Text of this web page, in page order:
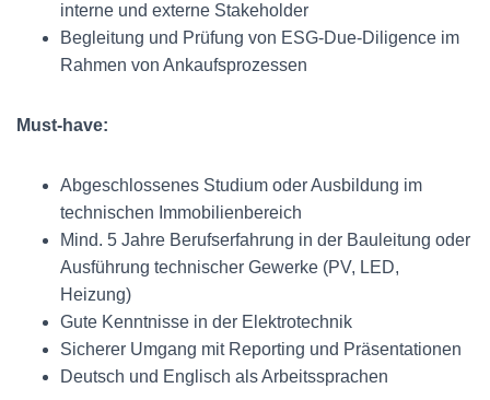
interne und externe Stakeholder
Begleitung und Prüfung von ESG-Due-Diligence im
Rahmen von Ankaufsprozessen
Must-have:
Abgeschlossenes Studium oder Ausbildung im
technischen Immobilienbereich
Mind. 5 Jahre Berufserfahrung in der Bauleitung oder
Ausführung technischer Gewerke (PV, LED,
Heizung)
Gute Kenntnisse in der Elektrotechnik
Sicherer Umgang mit Reporting und Präsentationen
Deutsch und Englisch als Arbeitssprachen